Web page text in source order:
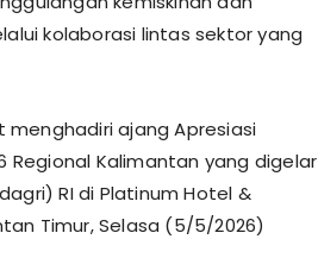
kolaborasi lintas sektor yang
ajang Apresiasi
Regional Kalimantan yang digelar
RI di Platinum Hotel &
Timur, Selasa (5/5/2026)